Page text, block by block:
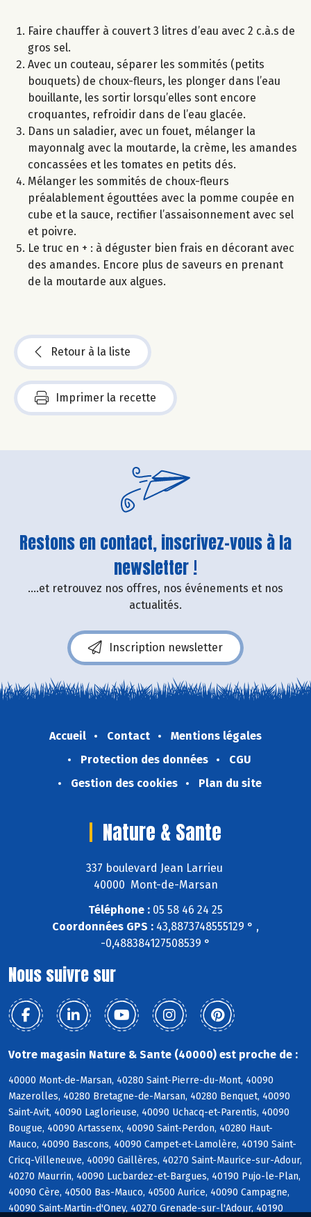
Faire chauffer à couvert 3 litres d’eau avec 2 c.à.s de
gros sel.
Avec un couteau, séparer les sommités (petits
bouquets) de choux-fleurs, les plonger dans l’eau
bouillante, les sortir lorsqu’elles sont encore
croquantes, refroidir dans de l’eau glacée.
Dans un saladier, avec un fouet, mélanger la
mayonnalg avec la moutarde, la crème, les amandes
concassées et les tomates en petits dés.
Mélanger les sommités de choux-fleurs
préalablement égouttées avec la pomme coupée en
cube et la sauce, rectifier l’assaisonnement avec sel
et poivre.
Le truc en + : à déguster bien frais en décorant avec
des amandes. Encore plus de saveurs en prenant
de la moutarde aux algues.
Retour à la liste
Imprimer la recette
Restons en contact, inscrivez-vous à la
newsletter !
....et retrouvez nos offres, nos événements et nos
actualités.
Inscription newsletter
Accueil Contact
Mentions légales
Protection des données
CGU
Gestion des cookies
Plan du site
Nature & Sante
337 boulevard Jean Larrieu
40000 Mont-de-Marsan
Téléphone : 05 58 46 24 25
Coordonnées GPS : 43,8873748555129 ° ,
-0,488384127508539 °
Nous suivre sur
Votre magasin Nature & Sante (40000) est proche de :
40000 Mont-de-Marsan, 40280 Saint-Pierre-du-Mont, 40090
Mazerolles, 40280 Bretagne-de-Marsan, 40280 Benquet, 40090
Saint-Avit, 40090 Laglorieuse, 40090 Uchacq-et-Parentis, 40090
Bougue, 40090 Artassenx, 40090 Saint-Perdon, 40280 Haut-
Mauco, 40090 Bascons, 40090 Campet-et-Lamolère, 40190 Saint-
Cricq-Villeneuve, 40090 Gaillères, 40270 Saint-Maurice-sur-Adour,
40270 Maurrin, 40090 Lucbardez-et-Bargues, 40190 Pujo-le-Plan,
40090 Cère, 40500 Bas-Mauco, 40500 Aurice, 40090 Campagne,
40090 Saint-Martin-d'Oney, 40270 Grenade-sur-l'Adour, 40190